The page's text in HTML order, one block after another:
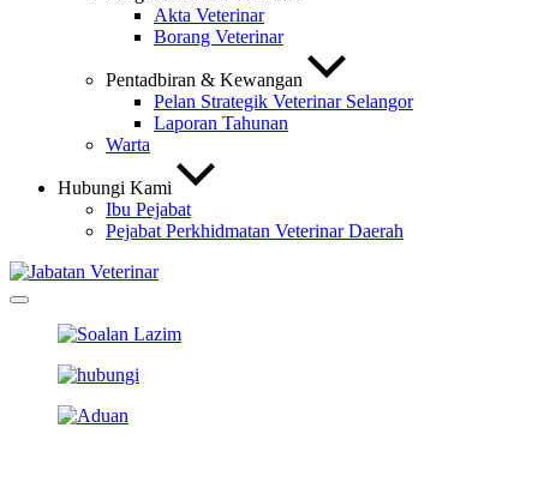
Akta Veterinar
Borang Veterinar
Pentadbiran & Kewangan
Pelan Strategik Veterinar Selangor
Laporan Tahunan
Warta
Hubungi Kami
Ibu Pejabat
Pejabat Perkhidmatan Veterinar Daerah